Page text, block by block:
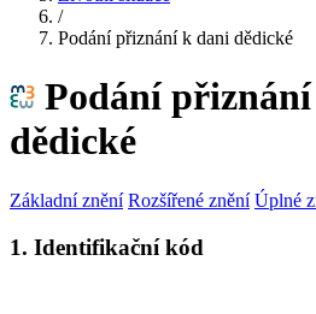
/
Podání přiznání k dani dědické
Podání
dědické
Základní znění Rozšířené znění Úplné
1. Identifikační kód